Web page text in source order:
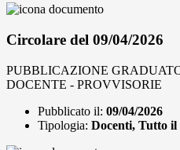
Circolare del 09/04/2026
PUBBLICAZIONE
DOCENTE - PROVVISORIE
Pubblicato il: 09/04/2026
Tipologia: Docenti, Tutto il